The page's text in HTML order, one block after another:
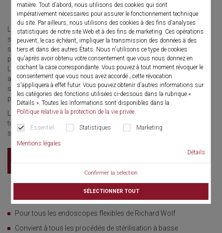
matière. Tout d'abord, nous utilisons des cookies qui sont
impérativement nécessaires pour assurer le fonctionnement technique
du site. Par ailleurs, nous utilisons des cookies à des fins d'analyses
statistiques de notre site Web et à des fins de marketing. Ces opérations
peuvent, le cas échéant, impliquer la transmission des données à des
tiers et dans des autres États. Nous n'utilisons ce type de cookies
qu'après avoir obtenu votre consentement que vous nous donnez en
cochant la case correspondante. Vous pouvez à tout moment révoquer le
consentement que vous nous avez accordé ; cette révocation
s'appliquera à effet futur. Vous pouvez obtenir d'autres informations sur
les catégories des fonctions utilisées ci-dessous dans la rubrique «
Détails ». Toutes les informations sont disponibles dans la
Politique relative à la protection de la vie privée
Essentiel Statistiques Marketing
Mentions légales
Détails
Confirmer la sélection
SÉLECTIONNER TOUT
Notre flexibilité est votre sécurité
Le panier-tamis pour endoscopes flexibles offre la possibilité de
stériliser les endoscopes flexibles suivant tous les procédés de
stérilisation à basse température, son utilisation est universelle
pour tous les endoscopes flexibles Richard Wolf.
La robustesse de son design et le caractère flottant du support
assurent la protection des instruments sensibles contre les
secousses non seulement pendant la stérilisation, mais aussi
pendant le transport et le stockage.
La surface d’appui par points de l’endoscope sur les joints
toriques en silicone garantit la sécurité des résultats de
stérilisation.
Brochure
Pour tous les endoscopes flexibles de Richard Wolf
Convient à tous les procédés de stérilisation à basse